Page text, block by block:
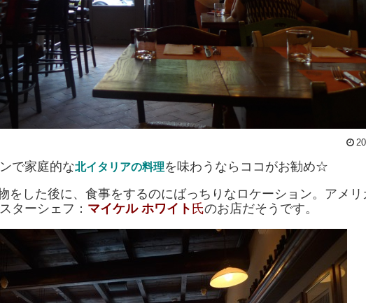
で家庭的な北イタリアの料理を味わうならココがお勧め☆
をした後に、食事をするのにばっちりなロケーション。アメリ
ターシェフ： マイケル ホワイト 氏のお店だそうです。